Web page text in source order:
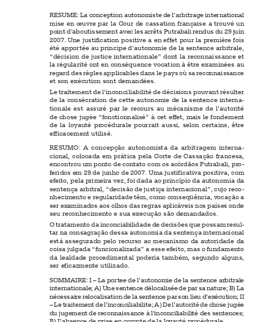



































Maître de conférences à l’Université Paul
Cézanne Aix- Marseille III, Centre Pierre Kayser.
RESUME: La conception autonomiste de l’arbitrage international
mise en œuvre par la Cour de cassation française a trouvé un
point d’aboutissement avec les arrêts Putrabali rendus du 29 juin
2007. Une justification positive a en effet pour la première fois
été apportée au principe d’autonomie de la sentence arbitrale,
“décision de justice internationale” dont la reconnaissance et
la régularité ont en conséquence vocation à être examinées au
regard des règles applicables dans le pays où sa reconnaissance
Le traitement de l’inconciliabilité de décisions pouvant résulter
de la consécration de cette autonomie de la sentence interna-
tionale  est  assuré  par  le  recours  au  mécanisme  de  l’autorité
de chose jugée “fonctionnalisé” à cet effet, mais le fondement
de  la  loyauté  procédurale  pourrait  aussi,  selon  certains,  être
efficacement utilisé.
RESUMO:  A  concepção  autonomista  da  arbitragem  interna
encontrou um ponto de contato com os acórdãos Putrabali, pro
feridos em 29 de junho de 2007. Uma justificativa positiva, com
efeito, pela primeira vez, foi dada ao princípio da autonomia da
sentença arbitral, “decisão de justiça internacional”, cujo reco-
nhecimento e regularidade têm, como conseqüência, vocação a
ser examinados aos olhos das regras aplicáveis nos países onde
seu reconhecimento e sua execução são demandados.
O tratamento da inconciabilidade de decisões que possam resul -
tar na consagração dessa autonomia da sentença internacional
está assegurado pelo recurso ao mecanismo da autoridade da
coisa julgada “funcionalizada” a esse efeito, mas o fundamento
da lealdade procedimental poderia também, segundo alguns,
SOMMAIRE: I – La portee de l’autonomie de la sentence arbitrale
internationale; A) Une sentence délocalisée de par sa nature; B) La
nécessaire relocalisation de la sentence par son lieu d’exécution; II
– Le traitement de l’inconciliabilite; A) De l’autorité de chose jugée
du jugement de reconnaissance à l’inconciliabilité des sentences;
B) L’absence de prise en compte de la loyauté procédurale.
Alors que le droit français peine parfois à faire entendre sa voix sur la